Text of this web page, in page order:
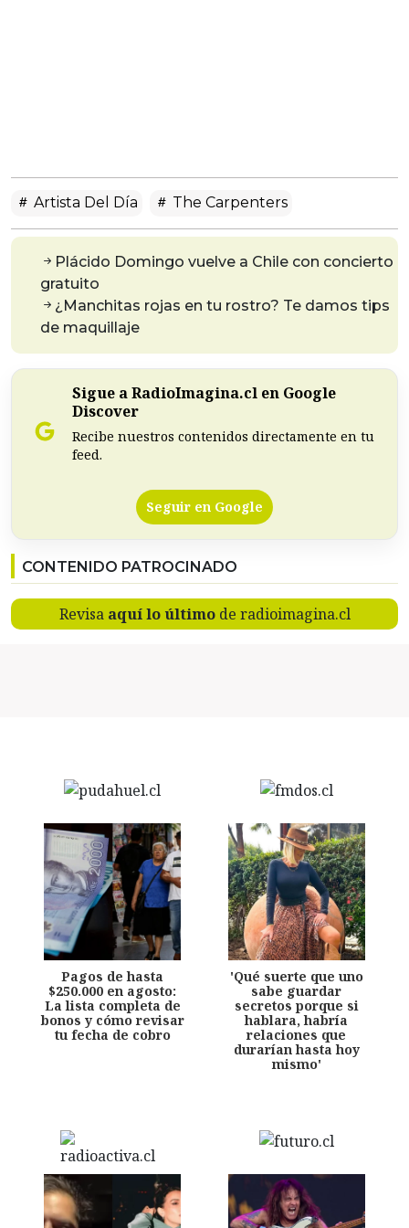
Artista Del Día The Carpenters
Plácido Domingo vuelve a Chile con concierto
gratuito
¿Manchitas rojas en tu rostro? Te damos tips
de maquillaje
Sigue a RadioImagina.cl en Google
Discover
Recibe nuestros contenidos directamente en tu
feed.
Seguir en Google
CONTENIDO PATROCINADO
Revisa aquí lo últimode radioimagina.cl
Pagos de hasta
$250.000 en agosto:
La lista completa de
bonos y cómo revisar
tu fecha de cobro
'Qué suerte que uno
sabe guardar
secretos porque si
hablara, habría
relaciones que
durarían hasta hoy
mismo'